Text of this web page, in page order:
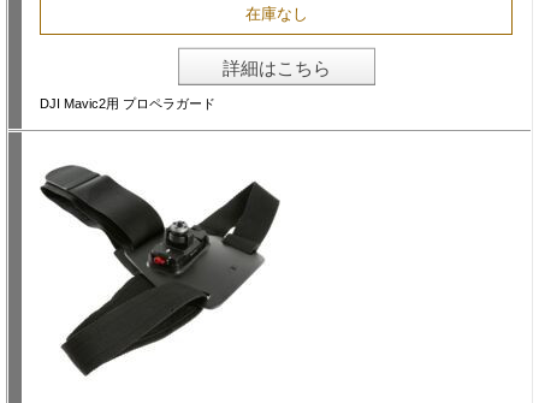
在庫なし
詳細はこちら
DJI Mavic2用 プロペラガード